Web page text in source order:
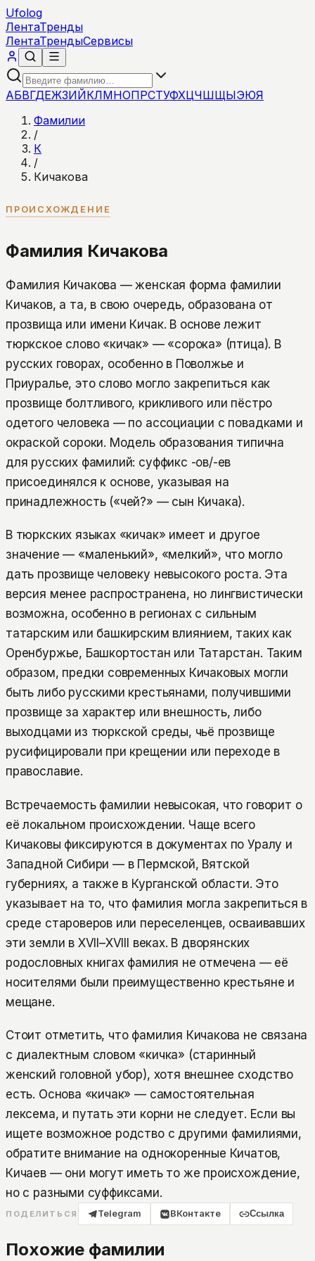
Ufolog
ЛентаТренды
ЛентаТрендыСервисы
АБВГДЕЖЗИЙКЛМНОПРСТУФХЦЧШЩЫЭЮЯ
Фамилии
/
К
/
Кичакова
ПРОИСХОЖДЕНИЕ
Фамилия Кичакова
Фамилия Кичакова — женская форма фамилии
Кичаков, а та, в свою очередь, образована от
прозвища или имени Кичак. В основе лежит
тюркское слово «кичак» — «сорока» (птица). В
русских говорах, особенно в Поволжье и
Приуралье, это слово могло закрепиться как
прозвище болтливого, крикливого или пёстро
одетого человека — по ассоциации с повадками и
окраской сороки. Модель образования типична
для русских фамилий: суффикс -ов/-ев
присоединялся к основе, указывая на
принадлежность («чей?» — сын Кичака).
В тюркских языках «кичак» имеет и другое
значение — «маленький», «мелкий», что могло
дать прозвище человеку невысокого роста. Эта
версия менее распространена, но лингвистически
возможна, особенно в регионах с сильным
татарским или башкирским влиянием, таких как
Оренбуржье, Башкортостан или Татарстан. Таким
образом, предки современных Кичаковых могли
быть либо русскими крестьянами, получившими
прозвище за характер или внешность, либо
выходцами из тюркской среды, чьё прозвище
русифицировали при крещении или переходе в
православие.
Встречаемость фамилии невысокая, что говорит о
её локальном происхождении. Чаще всего
Кичаковы фиксируются в документах по Уралу и
Западной Сибири — в Пермской, Вятской
губерниях, а также в Курганской области. Это
указывает на то, что фамилия могла закрепиться в
среде староверов или переселенцев, осваивавших
эти земли в XVII–XVIII веках. В дворянских
родословных книгах фамилия не отмечена — её
носителями были преимущественно крестьяне и
мещане.
Стоит отметить, что фамилия Кичакова не связана
с диалектным словом «кичка» (старинный
женский головной убор), хотя внешнее сходство
есть. Основа «кичак» — самостоятельная
лексема, и путать эти корни не следует. Если вы
ищете возможное родство с другими фамилиями,
обратите внимание на однокоренные Кичатов,
Кичаев — они могут иметь то же происхождение,
но с разными суффиксами.
ПОДЕЛИТЬСЯ Telegram ВКонтакте Ссылка
Похожие фамилии